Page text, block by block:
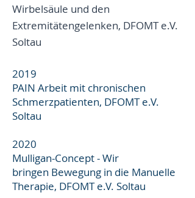
Wirbelsäule und den
Extremitätengelenken, DFOMT e.V.
Soltau
2019
PAIN Arbeit mit chronischen
Schmerzpatienten, DFOMT e.V.
Soltau
2020
Mulligan-Concept - Wir
bringen Bewegung in die Manuelle
Therapie, DFOMT e.V. Soltau